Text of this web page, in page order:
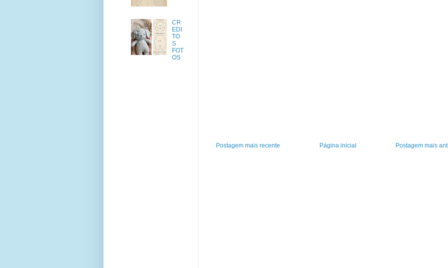
Postagem mais recente Postagem mais
Página inicial
CR
EDI
TO
S
FOT
OS